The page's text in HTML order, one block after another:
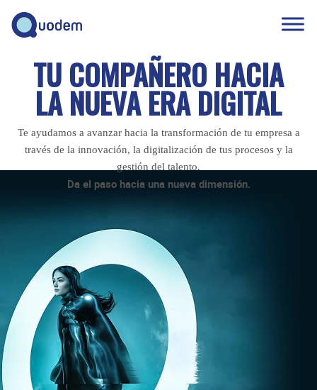
TU COMPAÑERO HACIA
LA NUEVA ERA DIGITAL
Te ayudamos a avanzar hacia la transformación de tu empresa a
través de la innovación, la digitalización de tus procesos y la
gestión del talento.
Da el paso hacia una nueva dimensión.